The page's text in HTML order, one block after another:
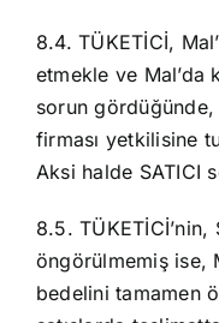
8.4. TÜKETİCİ,
etmekle ve Mal’da
sorun gördüğünde,
firması yetkilisine
Aksi halde SATICI
8.5. TÜKETİCİ’nin,
öngörülmemiş ise,
bedelini tamamen